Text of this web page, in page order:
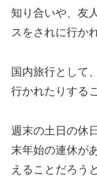
知り合いや、友
スをされに行か
国内旅行として
行かれたりする
週末の土日の休
末年始の連休が
えることだろう